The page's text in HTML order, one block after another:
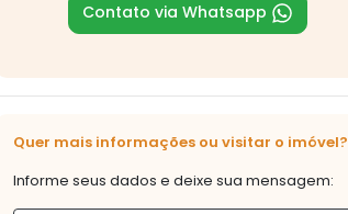
Contato via Whatsapp
Quer mais informações ou visitar o imóvel?
Informe seus dados e deixe sua mensagem: